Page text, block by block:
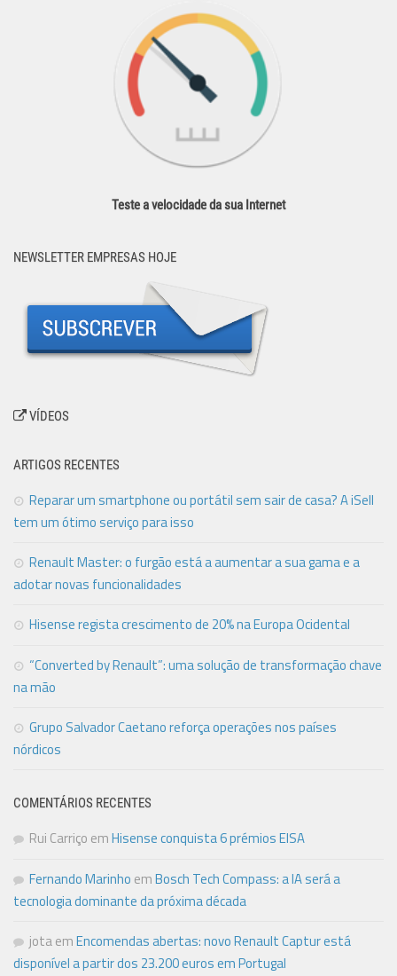
Teste a velocidade da sua Internet
NEWSLETTER EMPRESAS HOJE
VÍDEOS
ARTIGOS RECENTES
Reparar um smartphone ou portátil sem sair de casa? A iSell
tem um ótimo serviço para isso
Renault Master: o furgão está a aumentar a sua gama e a
adotar novas funcionalidades
Hisense regista crescimento de 20% na Europa Ocidental
“Converted by Renault”: uma solução de transformação chave
na mão
Grupo Salvador Caetano reforça operações nos países
nórdicos
COMENTÁRIOS RECENTES
Rui Carriço emHisense conquista 6 prémios EISA
Fernando Marinho emBosch Tech Compass: a IA será a
tecnologia dominante da próxima década
jotaemEncomendas abertas: novo Renault Captur está
disponível a partir dos 23.200 euros em Portugal